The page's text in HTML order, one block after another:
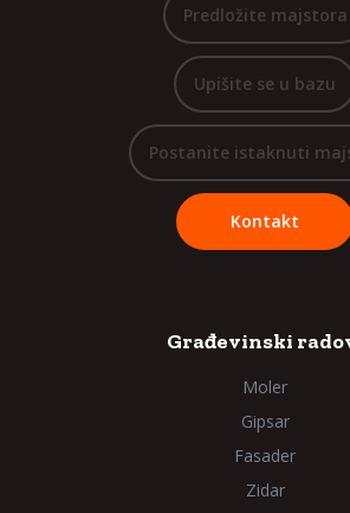
Predložite majstora
Upišite se u bazu
Postanite istaknuti
Kontakt
Građevinski
Moler
Gipsar
Fasader
Zidar